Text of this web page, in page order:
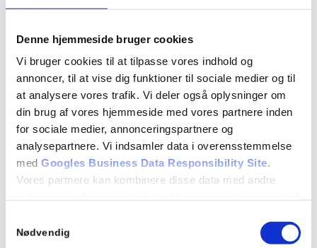
Denne hjemmeside bruger cookies
Vi bruger cookies til at tilpasse vores indhold og
annoncer, til at vise dig funktioner til sociale medier og til
at analysere vores trafik. Vi deler også oplysninger om
din brug af vores hjemmeside med vores partnere inden
for sociale medier, annonceringspartnere og
analysepartnere. Vi indsamler data i overensstemmelse
med Googles Business Data Responsibility Site.
Vores partnere kan kombinere disse data med andre
Se Cookie & Privatlivspolitik
Nødvendig
7.14 Venstresving i kryds
7.15 Rundkørsel
Repetition af tidligere emner
Evaluerende emneprøve
Detaljer
Dato:
15/11/2021
18:15 - 21:15